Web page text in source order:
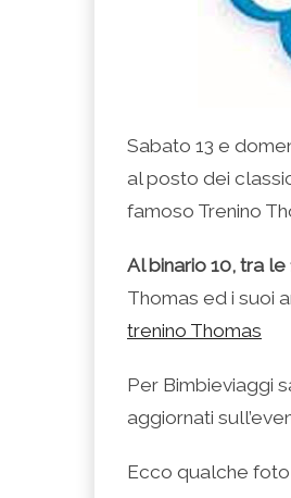
Sabato 13 e
al posto dei
famoso Trenino
Al binario 10, tra le
Thomas ed i suoi
trenino Thomas
Per Bimbieviaggi
aggiornati
Ecco qualche